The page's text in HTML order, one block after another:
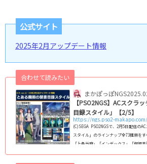
公式サイト
2025年2月アップデート情報
まかぽっぽNGS
合わせて読みたい
【PSO2NGS】ACスクラ
目録スタイル」【2/5】
(C)SEGA PSO2NGSで、2月5日配信の
スタイル」のラインナップ全73種類を
「上条当麻」「インデックス」「御坂